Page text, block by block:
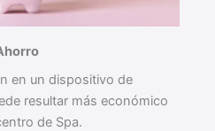
en un dispositivo de
resultar más económico
de Spa.